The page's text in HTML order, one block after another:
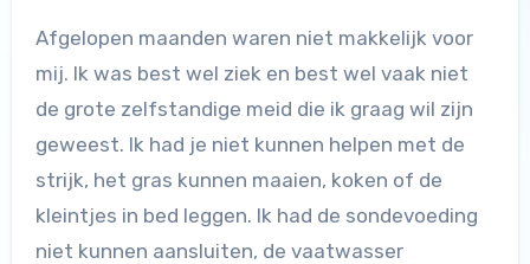
Afgelopen maanden waren niet makkelijk voor
mij. Ik was best wel ziek en best wel vaak niet
de grote zelfstandige meid die ik graag wil zijn
geweest. Ik had je niet kunnen helpen met de
strijk, het gras kunnen maaien, koken of de
kleintjes in bed leggen. Ik had de sondevoeding
niet kunnen aansluiten, de vaatwasser